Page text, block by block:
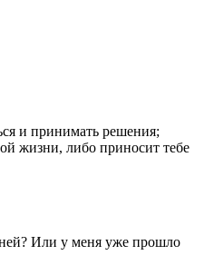
и принимать решения;
жизни, либо приносит тебе
Или у меня уже прошло